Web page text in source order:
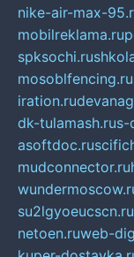
nike-air-max-
mobilreklama.ru
spksochi.ru
mosoblfencing.ru
iration.ru
dk-tulamash.rus-
asoftdoc.ru
mudconnector.ru
su2lgyoeucscn.ru
netoen.ruweb-